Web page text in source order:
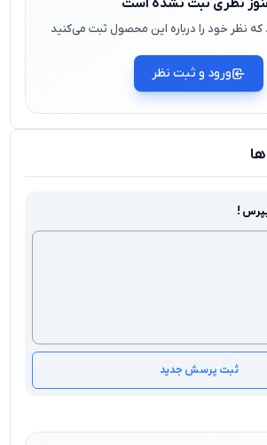
نظری ثبت نشده است
که نظر خود را درباره این محصول ثبت می‌کنید
ورود و ثبت نظر
!
ثبت پرسش جدید